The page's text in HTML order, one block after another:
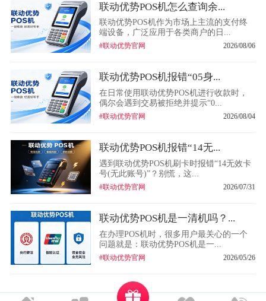
联动优势POS机怎么查询余...
联动优势POS机作为市场上主流的支付终
端设备，广泛应用于各类商户的日...
#联动优势官网 2026/08/06
联动优势POS机报错“05身...
在日常使用联动优势POS机进行收款时，
偶尔会遇到交易被拒绝并提示“0...
#联动优势官网 2026/08/04
联动优势POS机报错“14无...
遇到联动优势POS机刷卡时报错“14无效卡
号(无此账号)”？别慌，这...
#联动优势官网 2026/07/31
联动优势POS机是一清机吗？...
在办理POS机时，很多用户最关心的一个
问题就是：联动优势POS机是一...
#联动优势官网 2026/05/26